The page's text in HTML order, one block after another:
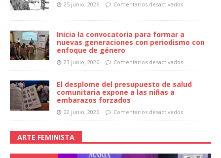
25 junio, 2026 Comentarios desactivados
Inicia la convocatoria para formar a
nuevas generaciones con periodismo con
enfoque de género
23 junio, 2026 Comentarios desactivados
El desplome del presupuesto de salud
comunitaria expone a las niñas a
embarazos forzados
22 junio, 2026 Comentarios desactivados
ARTE FEMINISTA